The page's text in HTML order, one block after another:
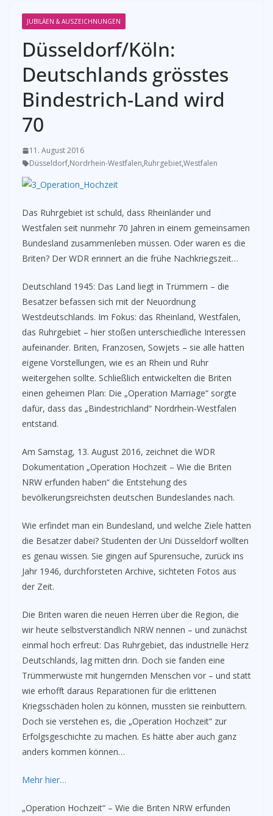
JUBILÄEN & AUSZEICHNUNGEN
Düsseldorf/Köln:
Deutschlands grösstes
Bindestrich-Land wird
70
11. August 2016
Düsseldorf,Nordrhein-Westfalen,Ruhrgebiet,Westfalen
Das Ruhrgebiet ist schuld, dass Rheinländer und
Westfalen seit nunmehr 70 Jahren in einem gemeinsamen
Bundesland zusammenleben müssen. Oder waren es die
Briten? Der WDR erinnert an die frühe Nachkriegszeit…
Deutschland 1945: Das Land liegt in Trümmern – die
Besatzer befassen sich mit der Neuordnung
Westdeutschlands. Im Fokus: das Rheinland, Westfalen,
das Ruhrgebiet – hier stoßen unterschiedliche Interessen
aufeinander. Briten, Franzosen, Sowjets – sie alle hatten
eigene Vorstellungen, wie es an Rhein und Ruhr
weitergehen sollte. Schließlich entwickelten die Briten
einen geheimen Plan: Die „Operation Marriage“ sorgte
dafür, dass das „Bindestrichland“ Nordrhein-Westfalen
entstand.
Am Samstag, 13. August 2016, zeichnet die WDR
Dokumentation „Operation Hochzeit – Wie die Briten
NRW erfunden haben“ die Entstehung des
bevölkerungsreichsten deutschen Bundeslandes nach.
Wie erfindet man ein Bundesland, und welche Ziele hatten
die Besatzer dabei? Studenten der Uni Düsseldorf wollten
es genau wissen. Sie gingen auf Spurensuche, zurück ins
Jahr 1946, durchforsteten Archive, sichteten Fotos aus
der Zeit.
Die Briten waren die neuen Herren über die Region, die
wir heute selbstverständlich NRW nennen – und zunächst
einmal hoch erfreut: Das Ruhrgebiet, das industrielle Herz
Deutschlands, lag mitten drin. Doch sie fanden eine
Trümmerwüste mit hungernden Menschen vor – und statt
wie erhofft daraus Reparationen für die erlittenen
Kriegsschäden holen zu können, mussten sie reinbuttern.
Doch sie verstehen es, die „Operation Hochzeit“ zur
Erfolgsgeschichte zu machen. Es hätte aber auch ganz
anders kommen können…
Mehr hier…
„Operation Hochzeit“ – Wie die Briten NRW erfunden